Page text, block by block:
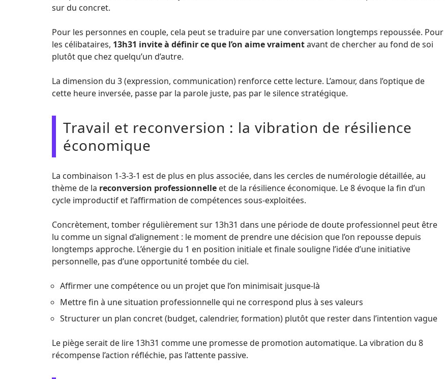
sur du concret.
Pour les personnes en couple, cela peut se traduire par une conversation longtemps repoussée. Pour
les célibataires, 13h31 invite à définir ce que l’on aime vraimentavant de chercher au fond de soi
plutôt que chez quelqu’un d’autre.
La dimension du 3 (expression, communication) renforce cette lecture. L’amour, dans l’optique de
cette heure inversée, passe par la parole juste, pas par le silence stratégique.
Travail et reconversion : la vibration de résilience
économique
La combinaison 1-3-3-1 est de plus en plus associée, dans les cercles de numérologie détaillée, au
thème de la reconversion professionnelle et de la résilience économique. Le 8 évoque la fin d’un
cycle improductif et l’affirmation de compétences sous-exploitées.
Concrètement, tomber régulièrement sur 13h31 dans une période de doute professionnel peut être
lu comme un signal d’alignement : le moment de prendre une décision que l’on repousse depuis
longtemps approche. L’énergie du 1 en position initiale et finale souligne l’idée d’une initiative
personnelle, pas d’une opportunité tombée du ciel.
Affirmer une compétence ou un projet que l’on minimisait jusque-là
Mettre fin à une situation professionnelle qui ne correspond plus à ses valeurs
Structurer un plan concret (budget, calendrier, formation) plutôt que rester dans l’intention vague
Le piège serait de lire 13h31 comme une promesse de promotion automatique. La vibration du 8
récompense l’action réfléchie, pas l’attente passive.